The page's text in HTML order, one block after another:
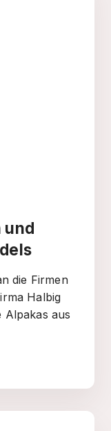
und
die Firmen
Halbig
Alpakas aus